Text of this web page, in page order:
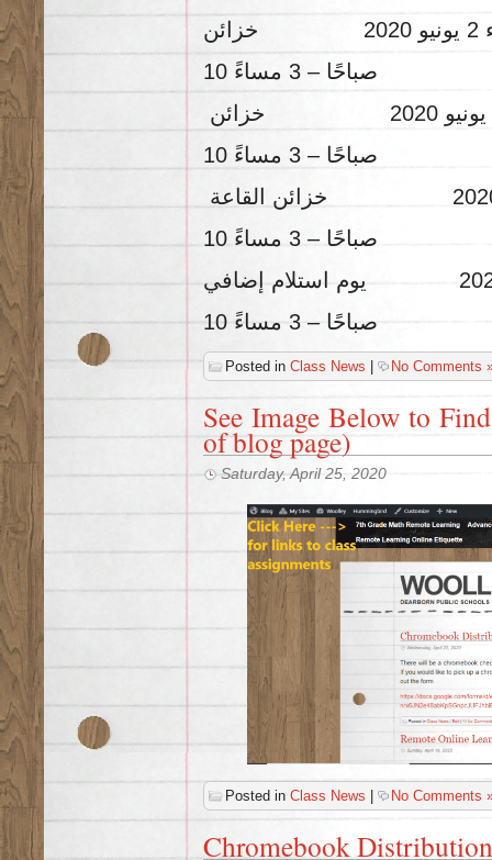
10 صباحًا – 3 مساءً
10 صباحًا – 3 مساءً
10 صباحًا – 3 مساءً
10 صباحًا – 3 مساءً
Posted in Class News No Comments
See Image Below to
of blog page)
Saturday, April 25, 2020
Posted in Class News No Comments
Chromebook Distribution